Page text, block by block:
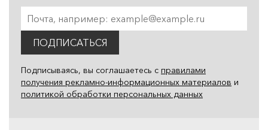
ПОДПИСАТЬСЯ
Подписываясь, вы соглашаетесь с правилами
получения рекламно-информационных материалов и
политикой обработки персональных данных